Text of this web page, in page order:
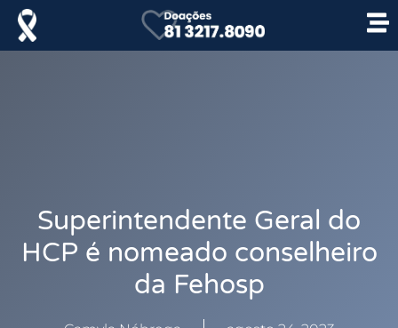
Superintendente Geral do
HCP é nomeado conselheiro
da Fehosp